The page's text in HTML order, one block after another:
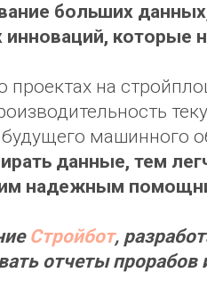
больших
которые
на
машинного
данные, тем
надежным
Стройбот,
отчеты прорабов